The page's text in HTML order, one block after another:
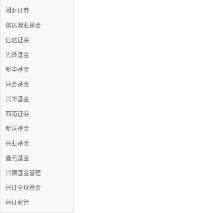
湘财证券
信达澳亚基金
信达证券
先锋基金
新华基金
兴合基金
兴华基金
西南证券
新沃基金
兴业基金
鑫元基金
兴银基金管理
兴证全球基金
兴证资管